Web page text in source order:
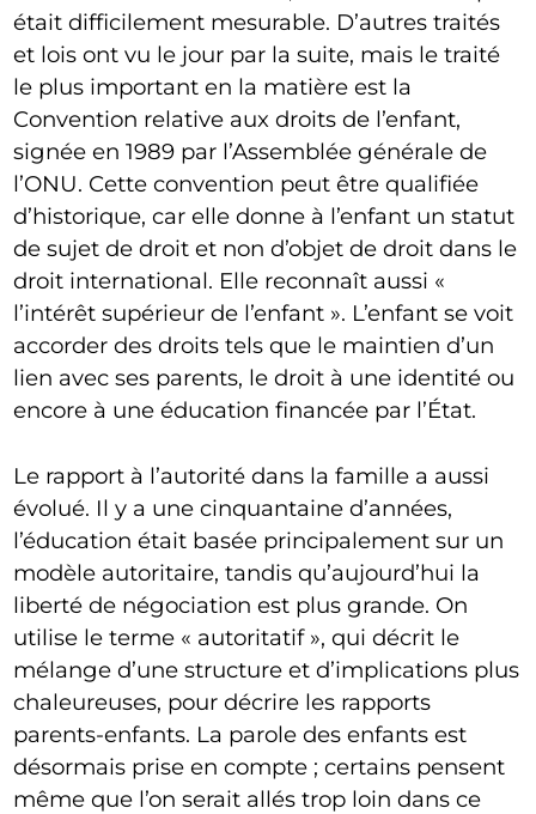
était difficilement mesurable. D’autres traités
et lois ont vu le jour par la suite, mais le traité
le plus important en la matière est la
Convention relative aux droits de l’enfant,
signée en 1989 par l’Assemblée générale de
l’ONU. Cette convention peut être qualifiée
d’historique, car elle donne à l’enfant un statut
de sujet de droit et non d’objet de droit dans le
droit international. Elle reconnaît aussi «
l’intérêt supérieur de l’enfant ». L’enfant se voit
accorder des droits tels que le maintien d’un
lien avec ses parents, le droit à une identité ou
encore à une éducation financée par l’État.
Le rapport à l’autorité dans la famille a aussi
évolué. Il y a une cinquantaine d’années,
l’éducation était basée principalement sur un
modèle autoritaire, tandis qu’aujourd’hui la
liberté de négociation est plus grande. On
utilise le terme « autoritatif », qui décrit le
mélange d’une structure et d’implications plus
chaleureuses, pour décrire les rapports
parents-enfants. La parole des enfants est
désormais prise en compte ; certains pensent
même que l’on serait allés trop loin dans ce